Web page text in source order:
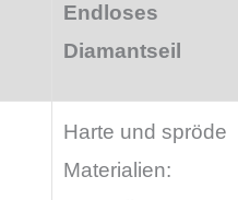
Endloses
Diamantseil
Harte und spröde
Materialien: